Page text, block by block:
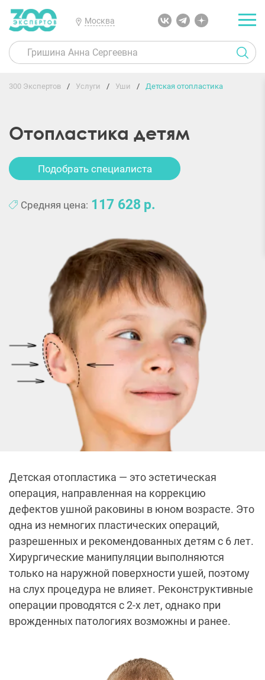
Москва
300 Экспертов Услуги Уши Детская отопластика
Отопластика детям
Подобрать специалиста
Средняя цена: 117 628
Детская отопластика — это эстетическая
операция, направленная на коррекцию
дефектов ушной раковины в юном возрасте. Это
одна из немногих пластических операций,
разрешенных и рекомендованных детям с 6 лет.
Хирургические манипуляции выполняются
только на наружной поверхности ушей, поэтому
на слух процедура не влияет. Реконструктивные
операции проводятся с 2-х лет, однако при
врожденных патологиях возможны и ранее.